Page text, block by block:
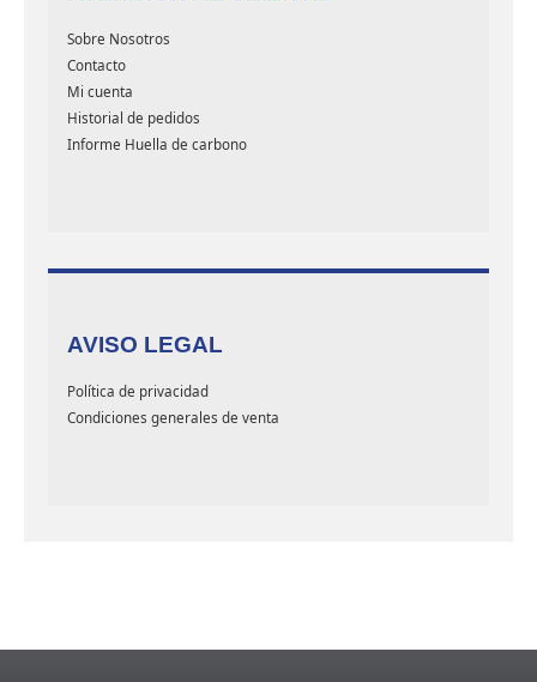
Sobre Nosotros
Contacto
Mi cuenta
Historial de pedidos
Informe Huella de carbono
AVISO LEGAL
Política de privacidad
Condiciones generales de venta